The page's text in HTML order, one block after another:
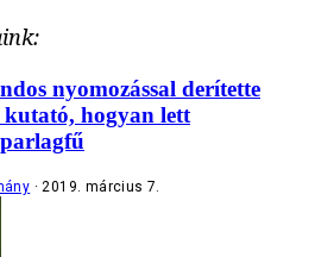
nyomozással derítette
hogyan lett
2019. március 7.